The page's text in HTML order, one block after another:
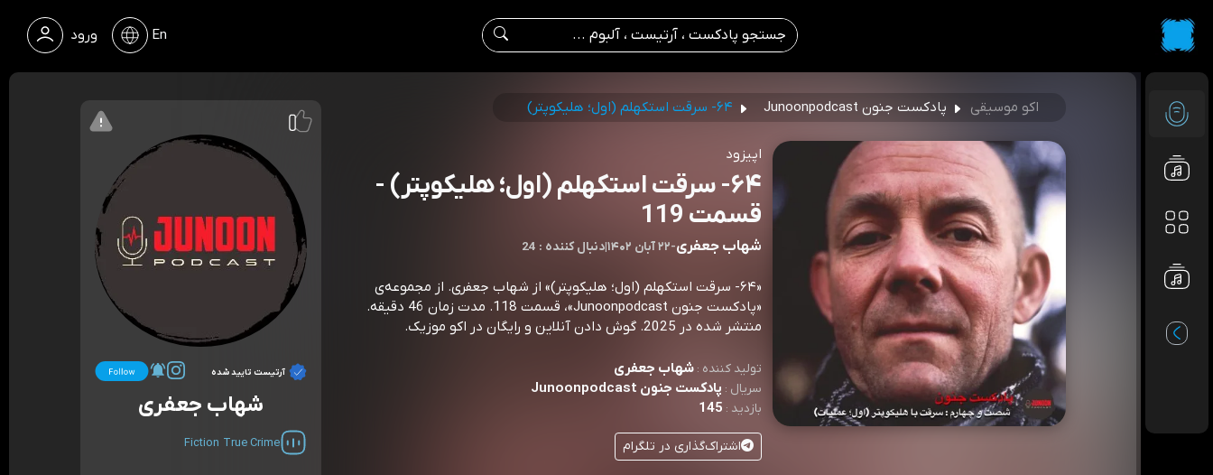
ورود En
اکو موسیقی پادکست جنون Junoonpodcast ۶۴- سرقت استکهلم (اول؛ هلیکوپتر)
اپیزود
۶۴- سرقت استکهلم (اول؛ هلیکوپتر) -
قسمت 119
شهاب جعفری-۲۲ آبان ۱۴۰۲ |24 : دنبال کننده
«۶۴- سرقت استکهلم (اول؛ هلیکوپتر)» از شهاب جعفری. از مجموعه‌ی
«پادکست جنون Junoonpodcast»، قسمت 118. مدت زمان 46 دقیقه.
منتشر شده در 2025. گوش دادن آنلاین و رایگان در اکو موزیک.
تولید کننده :شهاب جعفری
سریال : پادکست جنون Junoonpodcast
بازدید : 145
اشتراک‌گذاری در تلگرام
آرتیست تایید شده
شهاب جعفری
True Crime
Fiction